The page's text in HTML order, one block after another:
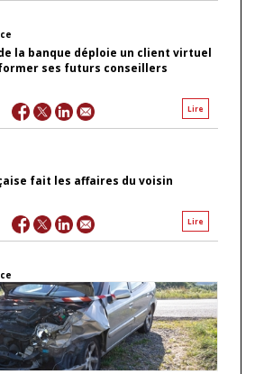
la banque déploie un client virtuel
ses futurs conseillers
Lire
fait les affaires du voisin
Lire